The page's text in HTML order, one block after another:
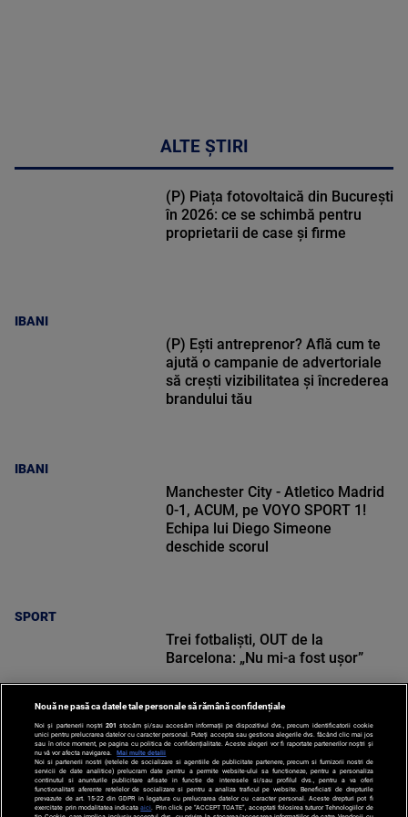
ALTE ȘTIRI
IBANI
(P) Piața fotovoltaică din București
în 2026: ce se schimbă pentru
proprietarii de case și firme
IBANI
(P) Ești antreprenor? Află cum te
ajută o campanie de advertoriale
să crești vizibilitatea și încrederea
brandului tău
SPORT
Manchester City - Atletico Madrid
0-1, ACUM, pe VOYO SPORT 1!
Echipa lui Diego Simeone
deschide scorul
SPORT
Trei fotbaliști, OUT de la
Barcelona: „Nu mi-a fost ușor”
Nouă ne pasă ca datele tale personale să rămână confidențiale
Noi și partenerii noștri 201 stocăm și/sau accesăm informații pe dispozitivul dvs., precum identificatorii cookie
unici pentru prelucrarea datelor cu caracter personal. Puteți accepta sau gestiona alegerile dvs. făcând clic mai jos
sau în orice moment, pe pagina cu politica de confidențialitate. Aceste alegeri vor fi raportate partenerilor noștri și
nu vă vor afecta navigarea.
Mai multe detalii
Noi si partenerii nostri (retelele de socializare si agentiile de publicitate partenere, precum si furnizorii nostri de
servicii de date analitice) prelucram date pentru a permite website-ului sa functioneze, pentru a personaliza
continutul si anunturile publicitare afisate in functie de interesele si/sau profilul dvs., pentru a va oferi
functionalitati aferente retelelor de socializare si pentru a analiza traficul pe website. Beneficiati de drepturile
prevazute de art. 15-22 din GDPR in legatura cu prelucrarea datelor cu caracter personal. Aceste drepturi pot fi
exercitate prin modalitatea indicataaici . Prin click pe “ACCEPT TOATE”, acceptati folosirea tuturor Tehnologiilor de